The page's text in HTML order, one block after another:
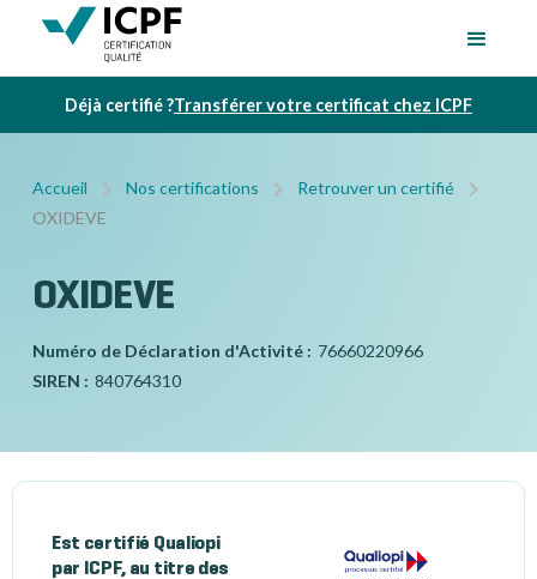
Déjà certifié ?Transférer votre certificat chez ICPF
Accueil Nos certifications
Retrouver un certifié
OXIDEVE
OXIDEVE
Numéro de Déclaration d'Activité : 76660220966
SIREN : 840764310
Est certifié Qualiopi
par ICPF, au titre des